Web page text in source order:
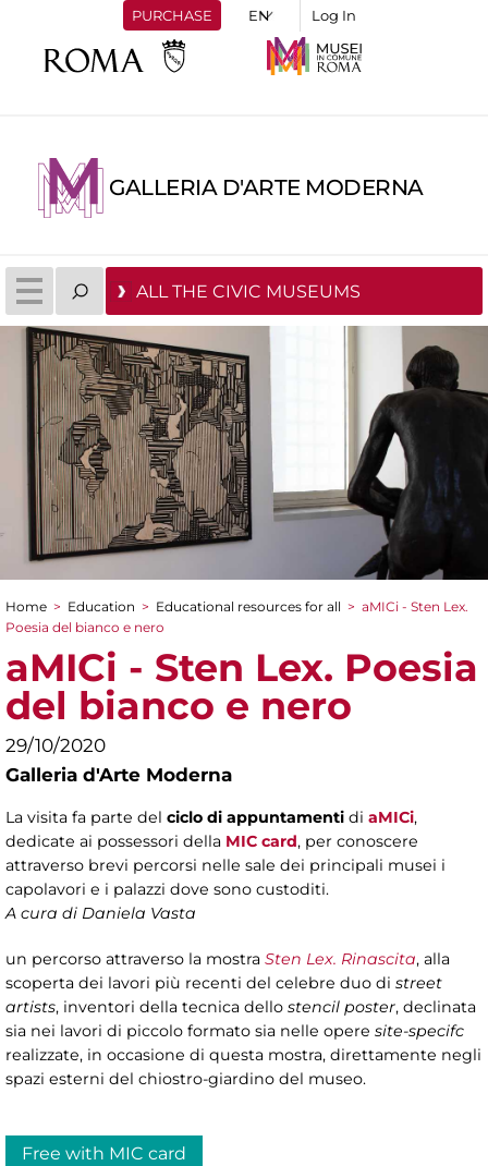
PURCHASE Log In
GALLERIA D'ARTE MODERNA
ALL THE CIVIC MUSEUMS
You are here
Home > Education > Educational resources for all > aMICi - Sten Lex.
Poesia del bianco e nero
aMICi - Sten Lex. Poesia
del bianco e nero
29/10/2020
Galleria d'Arte Moderna
La visita fa parte del ciclo di appuntamenti di aMICi,
dedicate ai possessori della MIC card, per conoscere
attraverso brevi percorsi nelle sale dei principali musei i
capolavori e i palazzi dove sono custoditi.
A cura di Daniela Vasta
un percorso attraverso la mostra Sten Lex. Rinascita, alla
scoperta dei lavori più recenti del celebre duo di street
artists, inventori della tecnica dello stencil poster, declinata
sia nei lavori di piccolo formato sia nelle opere site-specifc
realizzate, in occasione di questa mostra, direttamente negli
spazi esterni del chiostro-giardino del museo.
Free with MIC card